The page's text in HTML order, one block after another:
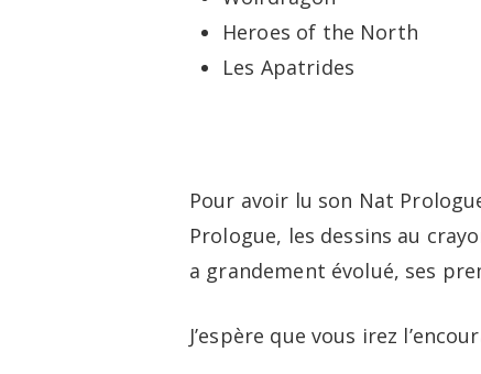
Heroes of the North
Les Apatrides
Pour avoir lu son Nat
Prologue, les dessins au
a grandement évolué, ses
J’espère que vous irez